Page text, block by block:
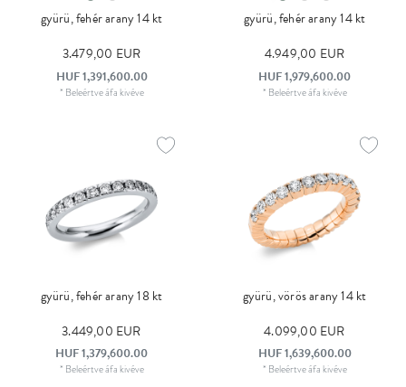
gyürü, fehér arany 14 kt
3.479,00 EUR
HUF 1,391,600.00
* Beleértve áfa kivéve
gyürü, fehér arany 14 kt
4.949,00 EUR
HUF 1,979,600.00
* Beleértve áfa kivéve
gyürü, fehér arany 18 kt
3.449,00 EUR
HUF 1,379,600.00
* Beleértve áfa kivéve
gyürü, vörös arany 14 kt
4.099,00 EUR
HUF 1,639,600.00
* Beleértve áfa kivéve